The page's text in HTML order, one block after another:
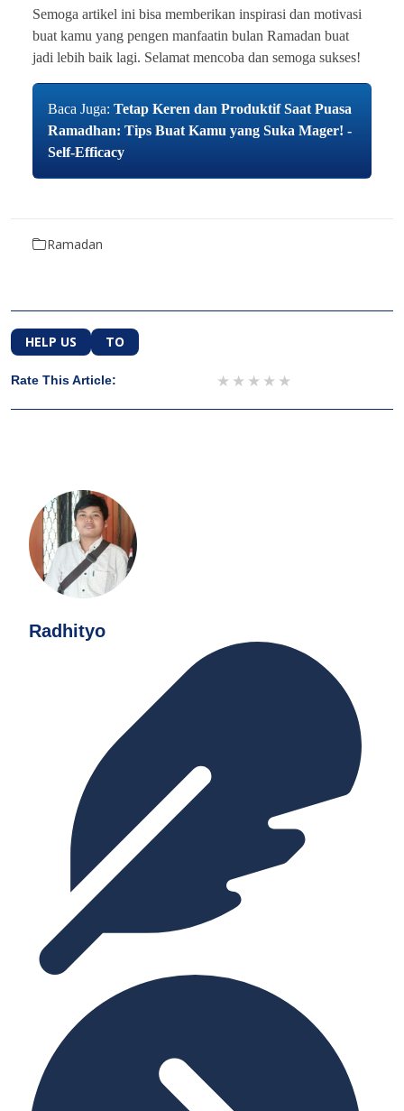
Semoga artikel ini bisa memberikan inspirasi dan motivasi
buat kamu yang pengen manfaatin bulan Ramadan buat
jadi lebih baik lagi. Selamat mencoba dan semoga sukses!
Baca Juga: Tetap Keren dan Produktif Saat Puasa
Ramadhan: Tips Buat Kamu yang Suka Mager! -
Self-Efficacy
Ramadan
HELP US TO
Rate This Article: 4 stars
3 stars
2 stars
1 star
Radhityo